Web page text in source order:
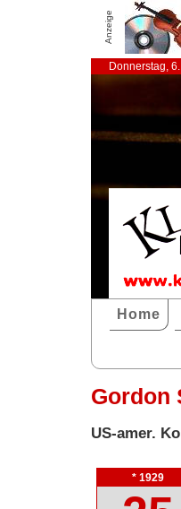
Anzeige
Donnerstag,
Home
Gordon
US-amer.
* 1929